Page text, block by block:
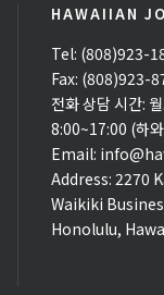
HAWAIIAN
Tel: (808)923-
Fax: (808)923-
전화 상담 시간:
8:00~17:00 (하
Email:
Address: 2270
Waikiki
Honolulu,